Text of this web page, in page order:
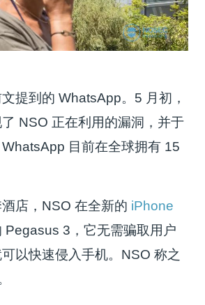
提到的 WhatsApp。5 月初，
NSO 正在利用的漏洞，并于
目前在全球拥有 15
店，NSO 在全新的 iPhone
Pegasus 3，它无需骗取用户
以快速侵入手机。NSO 称之